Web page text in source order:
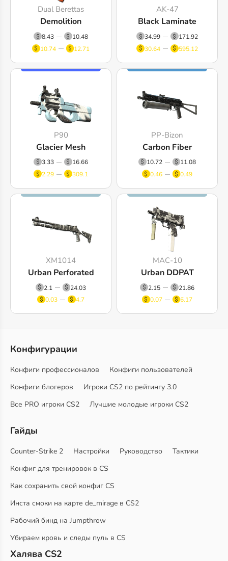
Dual Berettas
Demolition
8.43
10.48
10.74
12.71
AK-47
Black Laminate
34.99
171.92
30.64
595.12
P90
Glacier Mesh
3.33
16.66
2.29
309.1
PP-Bizon
Carbon Fiber
10.72
11.08
0.46
0.49
XM1014
Urban Perforated
2.1
24.03
0.03
4.7
MAC-10
Urban DDPAT
2.15
21.86
0.07
6.17
Конфигурации
Конфиги профессионалов
Конфиги пользователей
Конфиги блогеров
Игроки CS2 по рейтингу 3.0
Все PRO игроки CS2
Лучшие молодые игроки CS2
Гайды
Counter-Strike 2 Настройки Руководство
Тактики
Конфиг для тренировок в CS
Как сохранить свой конфиг CS
Инста смоки на карте de_mirage в CS2
Рабочий бинд на Jumpthrow
Убираем кровь и следы пуль в CS
Халява CS2